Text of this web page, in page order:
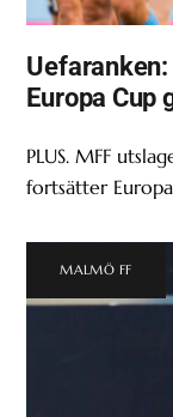
Europa Cup
PLUS. MFF
fortsätter
MALMÖ FF